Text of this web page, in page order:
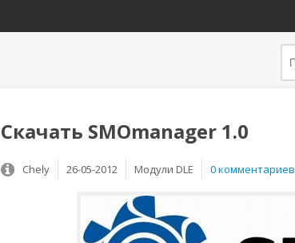
Скачать SMOmanager 1.0
Chely 26-05-2012 Mодули DLE 0 комментариев